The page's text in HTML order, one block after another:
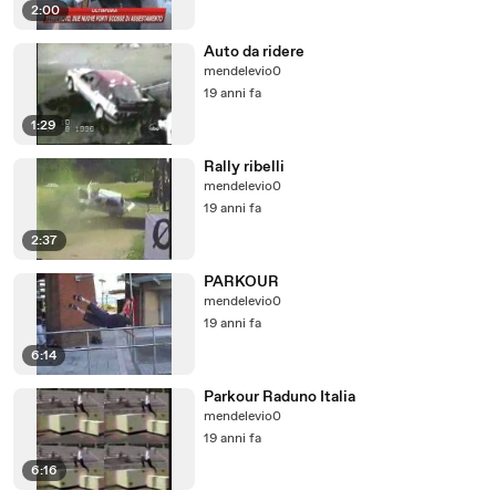
2:00
1:29
Auto da ridere
mendelevio0
19 anni fa
2:37
Rally ribelli
mendelevio0
19 anni fa
6:14
PARKOUR
mendelevio0
19 anni fa
6:16
Parkour Raduno Italia
mendelevio0
19 anni fa